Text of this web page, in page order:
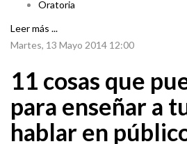
Oratoria
Leer más ...
Martes, 13 Mayo 2014 12:00
11 cosas que
para enseñar a
hablar en